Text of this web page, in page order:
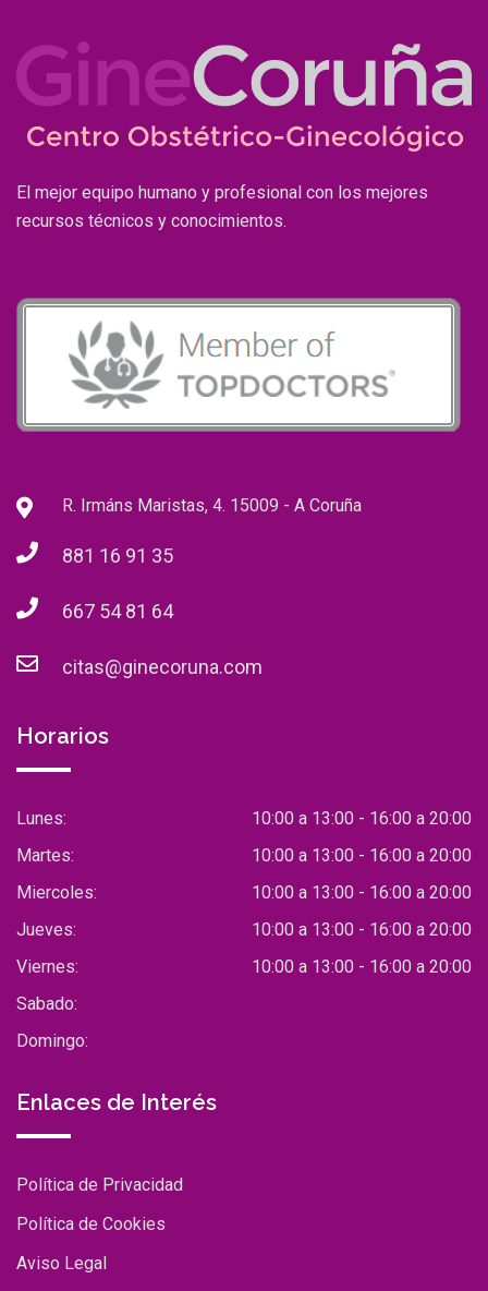
El mejor equipo humano y profesional con los mejores
recursos técnicos y conocimientos.
R. Irmáns Maristas, 4. 15009 - A Coruña
881 16 91 35
667 54 81 64
citas@ginecoruna.com
Horarios
Lunes:
10:00 a 13:00 - 16:00 a 20:00
Martes:
10:00 a 13:00 - 16:00 a 20:00
Miercoles:
10:00 a 13:00 - 16:00 a 20:00
Jueves:
10:00 a 13:00 - 16:00 a 20:00
Viernes:
10:00 a 13:00 - 16:00 a 20:00
Sabado:
Domingo:
Enlaces de Interés
Política de Privacidad
Política de Cookies
Aviso Legal